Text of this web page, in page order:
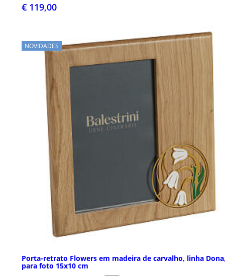
€ 119,00
NOVIDADES
Porta-retrato Flowers em madeira de carvalho, linha
para foto 15x10 cm